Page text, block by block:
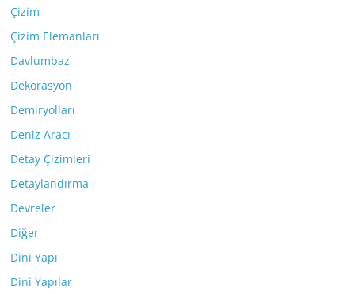
Çizim
Çizim Elemanları
Davlumbaz
Dekorasyon
Demiryolları
Deniz Aracı
Detay Çizimleri
Detaylandırma
Devreler
Diğer
Dini Yapı
Dini Yapılar